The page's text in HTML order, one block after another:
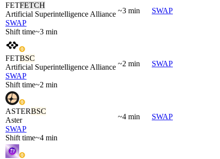
FETFETCH
Artificial Superintelligence Alliance
SWAP
Shift time~3 min
~3 min SWAP
FETBSC
Artificial Superintelligence Alliance
SWAP
Shift time~2 min
~2 min SWAP
ASTERBSC
Aster
SWAP
Shift time~4 min
~4 min SWAP